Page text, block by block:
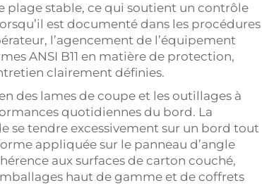
plage stable, ce qui soutient un contrôle
est documenté dans les procédures
l’agencement de l’équipement
ANSI B11 en matière de protection,
clairement définies.
des lames de coupe et les outillages à
quotidiennes du bord. La
se tendre excessivement sur un bord tout
appliquée sur le panneau d’angle
aux surfaces de carton couché,
haut de gamme et de coffrets